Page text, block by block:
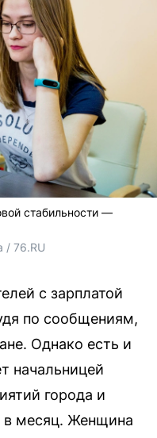
стабильности —
/ 76.RU
с зарплатой
по сообщениям,
Однако есть и
начальницей
города и
в месяц. Женщина